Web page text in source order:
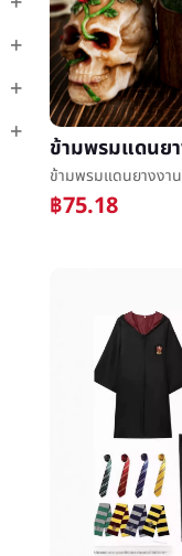
฿75.18